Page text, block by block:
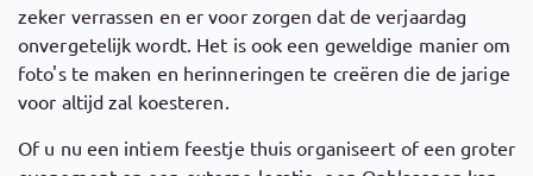
zeker verrassen en er voor zorgen dat de verjaardag
onvergetelijk wordt. Het is ook een geweldige manier om
foto's te maken en herinneringen te creëren die de jarige
voor altijd zal koesteren.
Of u nu een intiem feestje thuis organiseert of een groter